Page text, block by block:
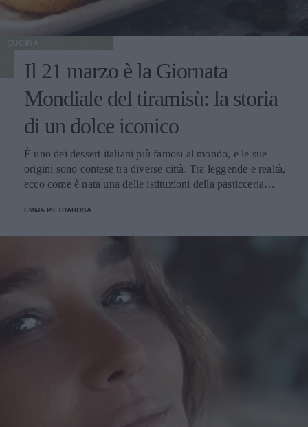
CUCINA
Il 21 marzo è la Giornata
Mondiale del tiramisù: la storia
di un dolce iconico
È uno dei dessert italiani più famosi al mondo, e le sue
origini sono contese tra diverse città. Tra leggende e realtà,
ecco come è nata una delle istituzioni della pasticceria
EMMA PIETRAROSA